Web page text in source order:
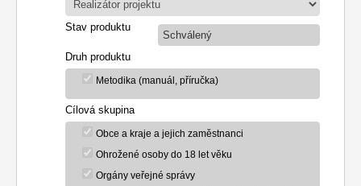
Stav produktu
Schválený
Druh produktu
Metodika (manuál, příručka)
Cílová skupina
Obce a kraje a jejich zaměstnanci
Ohrožené osoby do 18 let věku
Orgány veřejné správy